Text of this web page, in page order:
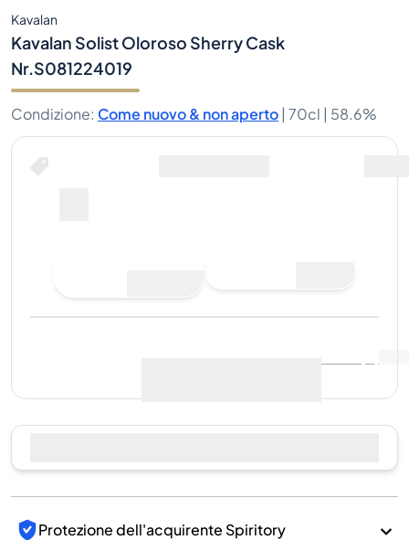
Kavalan
Kavalan Solist Oloroso Sherry Cask
Nr.S081224019
Condizione: Come nuovo & non aperto | 70cl | 58.6%
Protezione dell'acquirente Spiritory